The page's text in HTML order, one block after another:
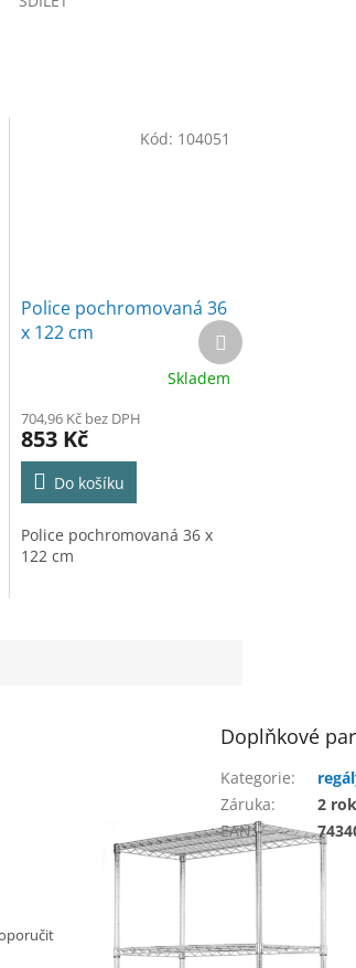
Police pochromovaná 36
x 122 cm
Skladem
704,96 Kč bez DPH
853 Kč
Do košíku
Police pochromovaná 36 x
122 cm
Kód: 104051
Další
produkt
Doplňkové
Kategorie:
Záruka:
2
EAN: